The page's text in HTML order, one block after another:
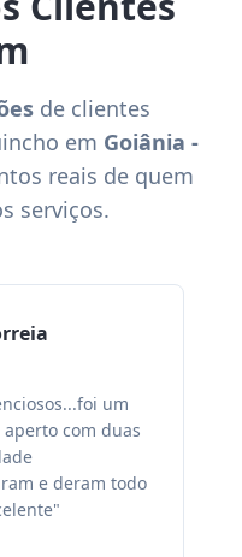
de clientes
em Goiânia -
reais de quem
serviços.
um
com duas
e deram todo